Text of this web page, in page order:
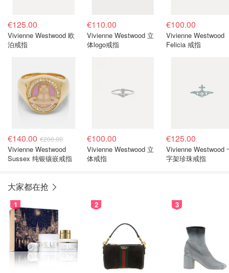
€125.00
Vivienne Westwood 欧
泊戒指
€110.00
Vivienne Westwood 立
体logo戒指
€100.00
Vivienne Westwood
Felicia 戒指
€140.00 €200.00
Vivienne Westwood
Sussex 纯银镶嵌戒指
€100.00
Vivienne Westwood 立
体戒指
€125.00
Vivienne Westwood
字架珍珠戒指
大家都在抢
1 2 3